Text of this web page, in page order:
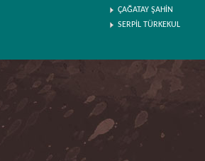
ÇAĞATAY ŞAHİN
SERPİL TÜRKEKUL